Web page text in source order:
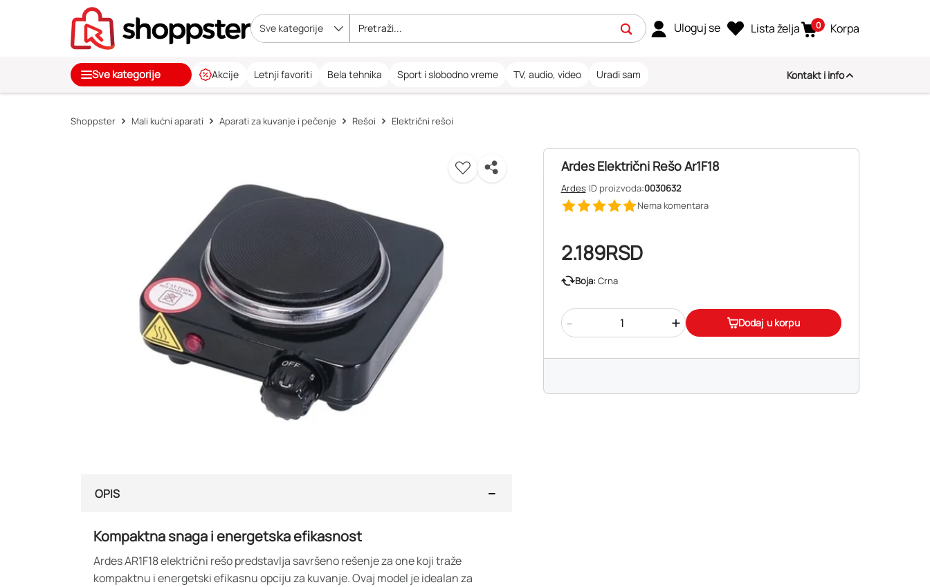
Sve kategorije Uloguj se Lista želja 0 Korpa
Sve kategorije Akcije Letnji favoriti Bela tehnika Sport i slobodno vreme TV, audio, video Uradi sam Kontakt i info
Shoppster Mali kućni aparati Aparati za kuvanje i pečenje Rešoi Električni rešoi
Ardes Električni Rešo Ar1F18
Ardes ID proizvoda:0030632
Nema komentara
2.189RSD
Boja: Crna
- + Dodaj u korpu
OPIS
Kompaktna snaga i energetska efikasnost
Ardes AR1F18 električni rešo predstavlja savršeno rešenje za one koji traže
kompaktnu i energetski efikasnu opciju za kuvanje. Ovaj model je idealan za